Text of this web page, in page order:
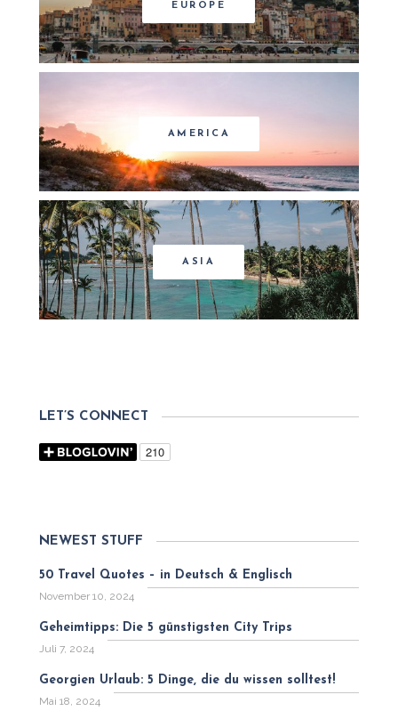
EUROPE
AMERICA
ASIA
LET’S CONNECT
NEWEST STUFF
50 Travel Quotes – in Deutsch & Englisch
November 10, 2024
Geheimtipps: Die 5 günstigsten City Trips
Juli 7, 2024
Georgien Urlaub: 5 Dinge, die du wissen solltest!
Mai 18, 2024